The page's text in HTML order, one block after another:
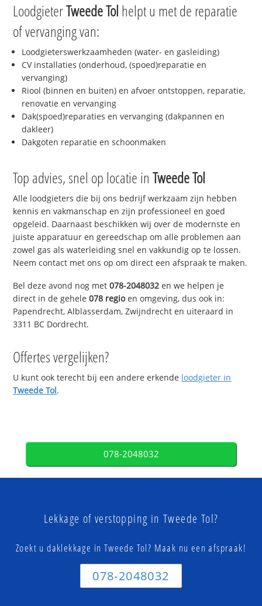
LoodgieterTweede Tol helpt u met de reparatie
of vervanging van:
Loodgieterswerkzaamheden (water- en gasleiding)
CV installaties (onderhoud, (spoed)reparatie en
vervanging)
Riool (binnen en buiten) en afvoer ontstoppen, reparatie,
renovatie en vervanging
Dak(spoed)reparaties en vervanging (dakpannen en
dakleer)
Dakgoten reparatie en schoonmaken
Top advies, snel op locatie inTweede Tol
Alle loodgieters die bij ons bedrijf werkzaam zijn hebben
kennis en vakmanschap en zijn professioneel en goed
opgeleid. Daarnaast beschikken wij over de modernste en
juiste apparatuur en gereedschap om alle problemen aan
zowel gas als waterleiding snel en vakkundig op te lossen.
Neem contact met ons op om direct een afspraak te maken.
Bel deze avond nog met078-2048032 en we helpen je
direct in de gehele078 regioen omgeving, dus ook in:
Papendrecht, Alblasserdam, Zwijndrecht en uiteraard in
3311 BC Dordrecht.
Offertes vergelijken?
U kunt ook terecht bij een andere erkende loodgieter in
Tweede Tol.
078-2048032
Lekkage of verstopping in Tweede Tol?
Zoekt u daklekkage in Tweede Tol? Maak nu een afspraak!
078-2048032